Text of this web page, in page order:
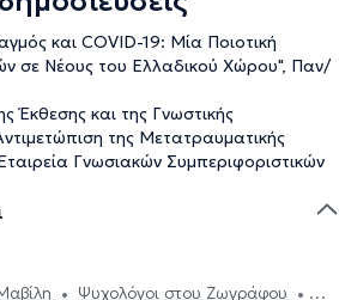
και COVID-19: Μία Ποιοτική
σε Νέους του Ελλαδικού Χώρου", Παν/
Έκθεσης και της Γνωστικής
της Μετατραυματικής
Γνωσιακών Συμπεριφοριστικών
Ψυχολόγοι στου Ζωγράφου